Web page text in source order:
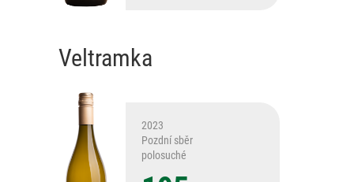
Veltramka
2023
Pozdní sběr
polosuché